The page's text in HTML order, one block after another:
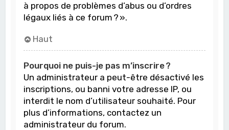
à propos de problèmes d’abus ou d’ordres
légaux liés à ce forum ? ».
Haut
Pourquoi ne puis-je pas m’inscrire ?
Un administrateur a peut-être désactivé les
inscriptions, ou banni votre adresse IP, ou
interdit le nom d’utilisateur souhaité. Pour
plus d’informations, contactez un
administrateur du forum.